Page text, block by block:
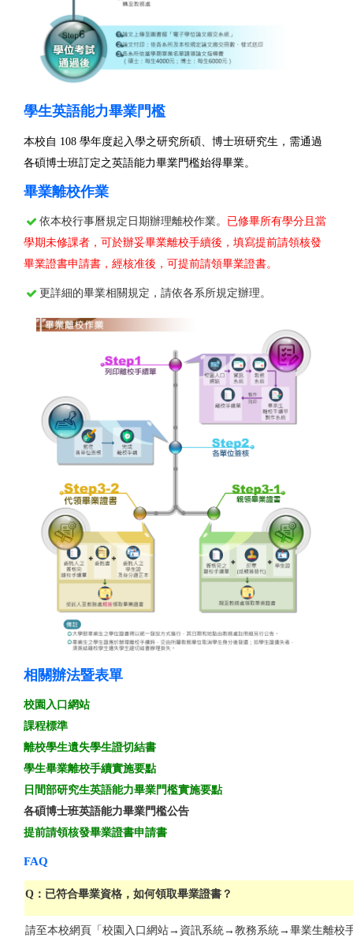
學生英語能力畢業門檻
本校自 108 學年度起入學之研究所碩、博士班研究生 ，需通過
各碩博士班訂定之英語能力畢業門檻始得畢業。
畢業離校作業
依本校行事曆規定日期辦理離校作業。 已修畢所有學分且當
學期未修課者，可於辦妥畢業離校手續後，填寫提前請領核發
畢業證書申請書，經核准後，可提前請領畢業證書。
更詳細的畢業相關規定，請依各系所規定辦理。
相關辦法暨表單
校園入口網站
課程標準
離校學生遺失學生證切結書
學生畢業離校手續實施要點
日間部研究生英語能力畢業門檻實施要點
各碩博士班英語能力畢業門檻公告
提前請領核發畢業證書申請書
FAQ
Q：已符合畢業資格，如何領取畢業證書？
請至本校網頁「校園入口網站→資訊系統→教務系統→畢業生離校